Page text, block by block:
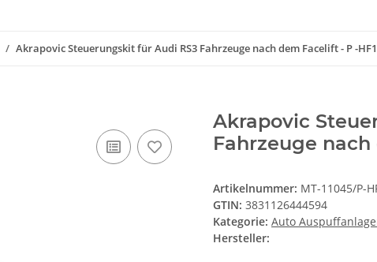
Akrapovic Steuerungskit für Audi RS3 Fahrzeuge nach dem Facelift - P -
Akrapovic
Fahrzeuge nach
Artikelnummer: MT-11045/P-
GTIN: 3831126444594
Kategorie: Auto
Hersteller: